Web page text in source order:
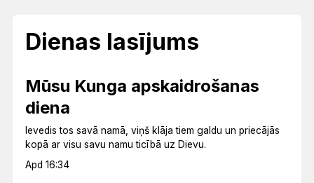
Dienas lasījums
Mūsu Kunga apskaidrošanas
diena
Ievedis tos savā namā, viņš klāja tiem galdu un priecājās
kopā ar visu savu namu ticībā uz Dievu.
Apd 16:34